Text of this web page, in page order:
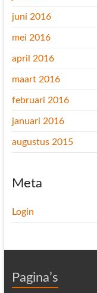
juni 2016
mei 2016
april 2016
maart 2016
februari 2016
januari 2016
augustus 2015
Meta
Login
Pagina’s